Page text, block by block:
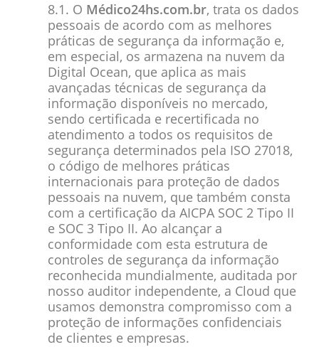
8.1. O Médico24hs.com.br, trata os dados
pessoais de acordo com as melhores
práticas de segurança da informação e,
em especial, os armazena na nuvem da
Digital Ocean, que aplica as mais
avançadas técnicas de segurança da
informação disponíveis no mercado,
sendo certificada e recertificada no
atendimento a todos os requisitos de
segurança determinados pela ISO 27018,
o código de melhores práticas
internacionais para proteção de dados
pessoais na nuvem, que também consta
com a certificação da AICPA SOC 2 Tipo II
e SOC 3 Tipo II. Ao alcançar a
conformidade com esta estrutura de
controles de segurança da informação
reconhecida mundialmente, auditada por
nosso auditor independente, a Cloud que
usamos demonstra compromisso com a
proteção de informações confidenciais
de clientes e empresas.